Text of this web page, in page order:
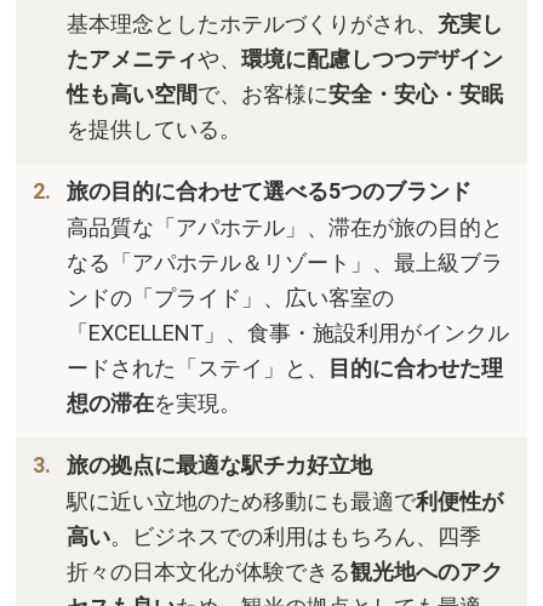
基本理念としたホテルづくりがされ、 充実し
たアメニティや、環境に配慮しつつデザイン
性も高い空間で、お客様に安全・安心・安眠
を提供している。
旅の目的に合わせて選べる5つのブランド
高品質な「アパホテル」、滞在が旅の目的と
なる「アパホテル＆リゾート」、最上級ブラ
ンドの「プライド」、広い客室の
「EXCELLENT」、食事・施設利用がインクル
ードされた「ステイ」と、 目的に合わせた理
想の滞在を実現。
旅の拠点に最適な駅チカ好立地
駅に近い立地のため移動にも最適で利便性が
高い。ビジネスでの利用はもちろん、四季
折々の日本文化が体験できる観光地へのアク